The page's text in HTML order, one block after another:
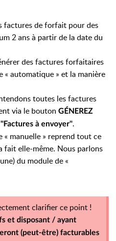
factures de forfait pour des
2 ans à partir de la date du
des factures forfaitaires
« automatique » et la manière
toutes les factures
via le bouton GÉNEREZ
"Factures à envoyer".
manuelle » reprend tout ce
fait elle-même. Nous parlons
du module de «
clarifier ce point !
et disposant / ayant
(peut-être) facturables